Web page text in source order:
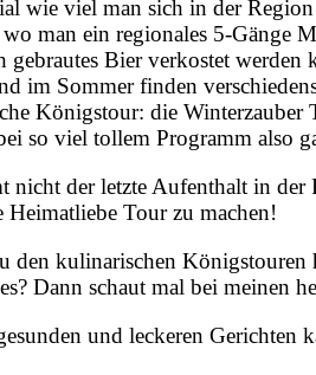
wie viel man sich in der
man ein regionales 5-Gänge
gebrautes Bier verkostet
im Sommer finden
Königstour: die Winterzauber
so viel tollem Programm also
nicht der letzte Aufenthalt in
Heimatliebe Tour zu machen!
den kulinarischen
Dann schaut mal bei meinen
und leckeren Gerichten